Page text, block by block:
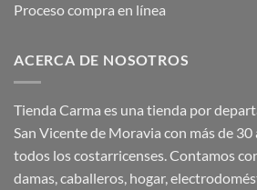
Proceso compra en línea
ACERCA DE NOSOTROS
Tienda Carma es una tienda por
San Vicente de Moravia con más de
todos los costarricenses. Contamos
damas, caballeros, hogar,